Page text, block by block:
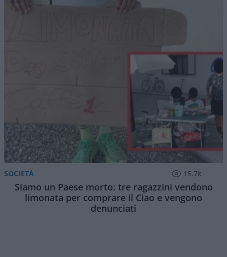
SOCIETÀ 15.7k
Siamo un Paese morto: tre ragazzini vendono
limonata per comprare il Ciao e vengono
denunciati